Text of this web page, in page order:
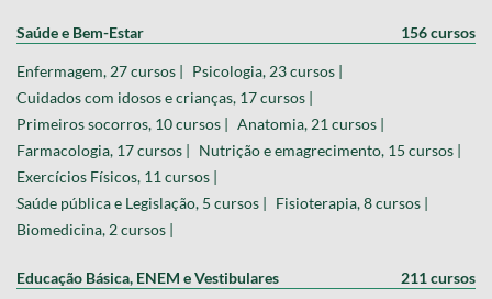
Saúde e Bem-Estar 156 cursos
Enfermagem, 27 cursos | Psicologia, 23 cursos |
Cuidados com idosos e crianças, 17 cursos |
Primeiros socorros, 10 cursos | Anatomia, 21 cursos |
Farmacologia, 17 cursos | Nutrição e emagrecimento, 15 cursos |
Exercícios Físicos, 11 cursos |
Saúde pública e Legislação, 5 cursos | Fisioterapia, 8 cursos |
Biomedicina, 2 cursos |
Educação Básica, ENEM e Vestibulares 211 cursos